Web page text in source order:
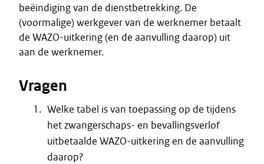
beëindiging van de dienstbetrekking. De
(voormalige) werkgever van de werknemer betaalt
de WAZO-uitkering (en de aanvulling daarop) uit
aan de werknemer.
Vragen
Welke tabel is van toepassing op de tijdens
het zwangerschaps- en bevallingsverlof
uitbetaalde WAZO-uitkering en de aanvulling
daarop?